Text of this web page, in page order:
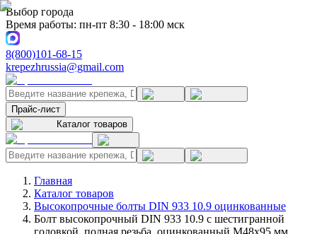
Выбор города
Время работы: пн-пт 8:30 - 18:00 мск
8(800)101-68-15
krepezhrussia@gmail.com
Прайс-лист
Каталог товаров
Главная
Каталог товаров
Высокопрочные болты DIN 933 10.9 оцинкованные
Болт высокопрочный DIN 933 10.9 с шестигранной
головкой, полная резьба, оцинкованный M48x95 мм